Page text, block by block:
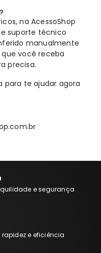
na AcessoShop
suporte técnico
manualmente
você receba
precisa.
para te ajudar agora
e segurança
e eficiência